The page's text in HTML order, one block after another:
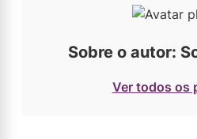
Sobre o autor:
Ver todos os